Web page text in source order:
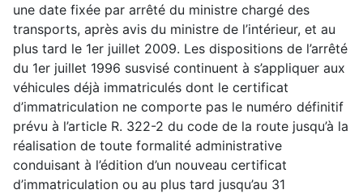
une date fixée par arrêté du ministre chargé des
transports, après avis du ministre de l’intérieur, et au
plus tard le 1er juillet 2009. Les dispositions de l’arrêté
du 1er juillet 1996 susvisé continuent à s’appliquer aux
véhicules déjà immatriculés dont le certificat
d’immatriculation ne comporte pas le numéro définitif
prévu à l’article R. 322-2 du code de la route jusqu’à la
réalisation de toute formalité administrative
conduisant à l’édition d’un nouveau certificat
d’immatriculation ou au plus tard jusqu’au 31